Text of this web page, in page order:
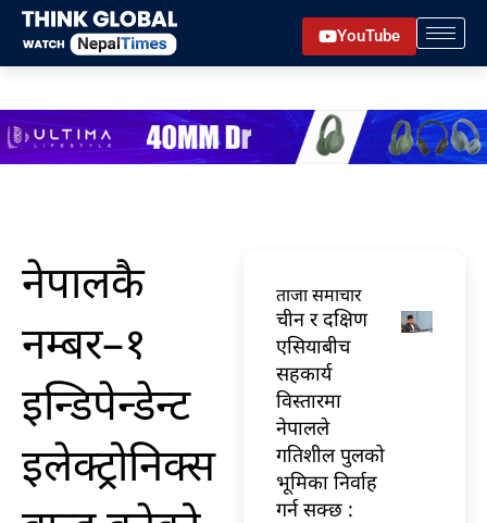
Skip
content
YouTube
नेपालकै
नम्बर–१
इन्डिपेन्डेन्ट
इलेक्ट्रोनिक्स
ताजा समाचार
चीन र दक्षिण
एसियाबीच
सहकार्य
विस्तारमा
नेपालले
गतिशील पुलको
भूमिका निर्वाह
गर्न सक्छ :